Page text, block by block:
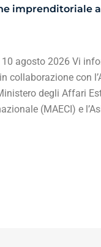
imprenditoriale
agosto 2026 Vi
collaborazione con
degli Affari
(MAECI) e